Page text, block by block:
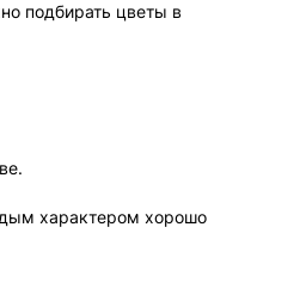
подбирать цветы в
характером хорошо